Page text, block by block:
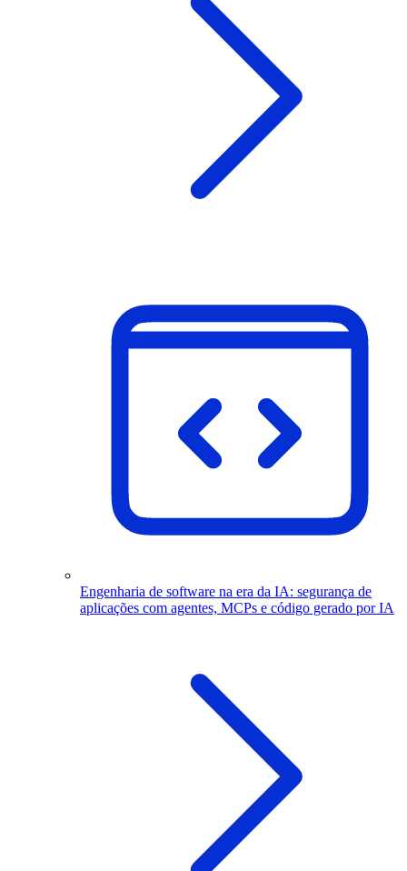
Engenharia de software na era da IA: segurança de
aplicações com agentes, MCPs e código gerado por IA